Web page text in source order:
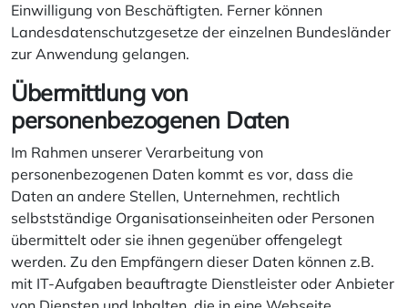
Einwilligung von Beschäftigten. Ferner können
Landesdatenschutzgesetze der einzelnen Bundesländer
zur Anwendung gelangen.
Übermittlung von
personenbezogenen Daten
Im Rahmen unserer Verarbeitung von
personenbezogenen Daten kommt es vor, dass die
Daten an andere Stellen, Unternehmen, rechtlich
selbstständige Organisationseinheiten oder Personen
übermittelt oder sie ihnen gegenüber offengelegt
werden. Zu den Empfängern dieser Daten können z.B.
mit IT-Aufgaben beauftragte Dienstleister oder Anbieter